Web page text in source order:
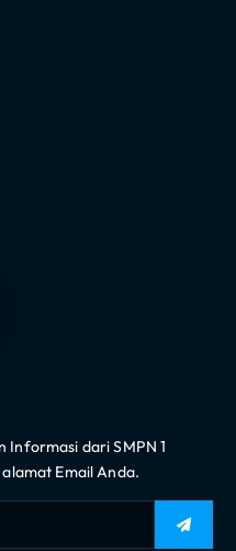
Informasi dari SMPN 1
Email Anda.